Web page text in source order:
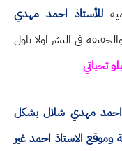
للأستاذ احمد مهدي
في النشر اولا باول
تحياتي
احمد مهدي شلال بشكل
وموقع الاستاذ احمد غير